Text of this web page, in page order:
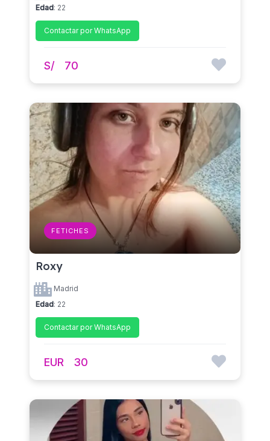
Edad: 22
Contactar por WhatsApp
S/ 70
FETICHES
Roxy
Madrid
Edad: 22
Contactar por WhatsApp
EUR 30